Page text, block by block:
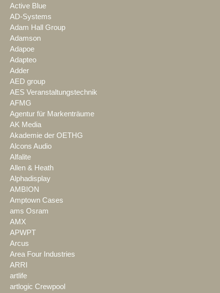
Active Blue
AD-Systems
Adam Hall Group
Adamson
Adapoe
Adapteo
Adder
AED group
AES Veranstaltungstechnik
AFMG
Agentur für Markenträume
AK Media
Akademie der OETHG
Alcons Audio
Alfalite
Allen & Heath
Alphadisplay
AMBION
Amptown Cases
ams Osram
AMX
APWPT
Arcus
Area Four Industries
ARRI
artlife
artlogic Crewpool